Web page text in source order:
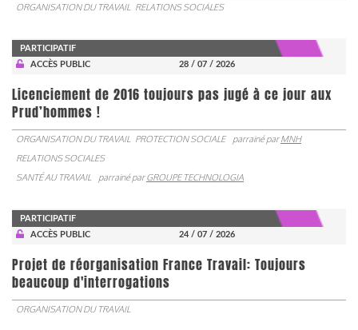
ORGANISATION DU TRAVAIL RELATIONS SOCIALES
PARTICIPATIF
ACCÈS PUBLIC
28 / 07 / 2026
Licenciement de 2016 toujours pas jugé à ce jour aux
Prud’hommes !
ORGANISATION DU TRAVAIL PROTECTION SOCIALE parrainé parMNH
RELATIONS SOCIALES
SANTÉ AU TRAVAIL
parrainé parGROUPE TECHNOLOGIA
PARTICIPATIF
ACCÈS PUBLIC
24 / 07 / 2026
Projet de réorganisation France Travail: Toujours
beaucoup d'interrogations
ORGANISATION DU TRAVAIL